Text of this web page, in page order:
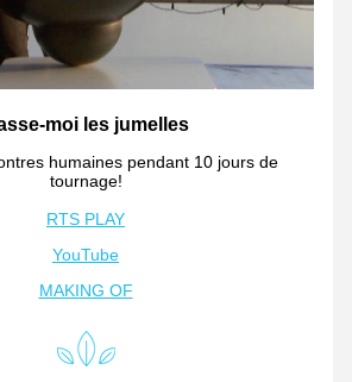
moi les jumelles
humaines pendant 10 jours de
tournage!
RTS PLAY
YouTube
MAKING OF